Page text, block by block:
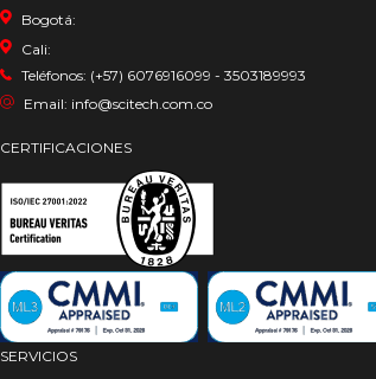
Bogotá:
Cali:
Teléfonos: (+57) 6076916099 - 3503189993
Email: info@scitech.com.co
CERTIFICACIONES
SERVICIOS